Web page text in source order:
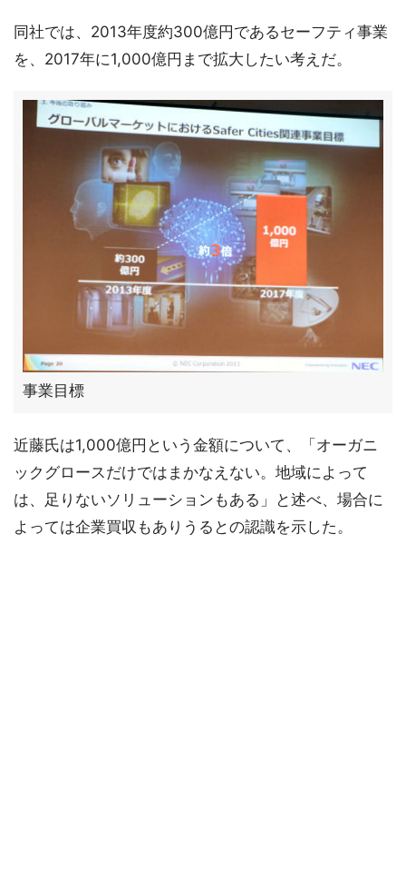
同社では、2013年度約300億円であるセーフティ事業
を、2017年に1,000億円まで拡大したい考えだ。
事業目標
近藤氏は1,000億円という金額について、「オーガニ
ックグロースだけではまかなえない。地域によって
は、足りないソリューションもある」と述べ、場合に
よっては企業買収もありうるとの認識を示した。